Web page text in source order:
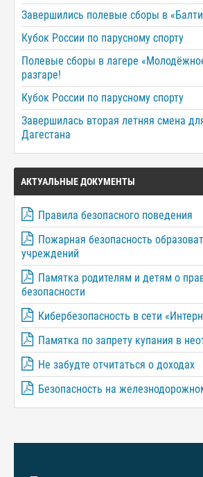
Завершились полевые сборы в
Кубок России по парусному спорту
Полевые сборы в лагере
разгаре!
Кубок России по парусному спорту
Завершилась вторая летняя смена
Дагестана
АКТУАЛЬНЫЕ ДОКУМЕНТЫ
Правила безопасного поведения
Пожарная безопасность
учреждений
Памятка родителям и детям о
безопасности
Кибербезопасность в сети
Памятка по запрету купания в
Не забудте отчитаться о доходах
Безопасность на